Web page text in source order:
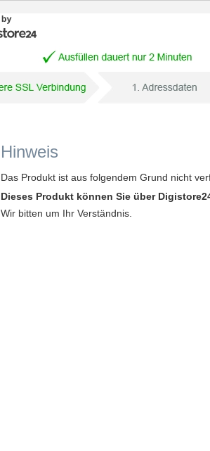
Hinweis
Das Produkt ist aus folgendem Grund nicht
Dieses Produkt können Sie über
Wir bitten um Ihr Verständnis.